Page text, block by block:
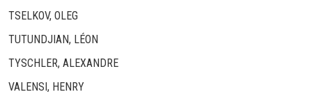
TSELKOV, OLEG
TUTUNDJIAN, LÉON
TYSCHLER, ALEXANDRE
VALENSI, HENRY